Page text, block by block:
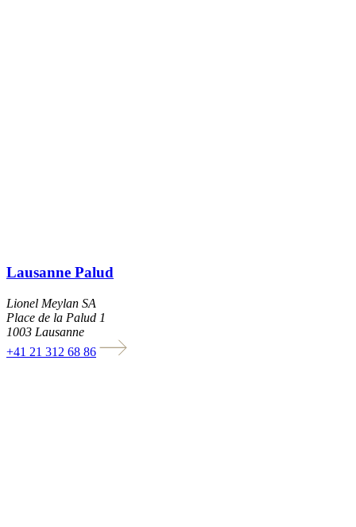
Lausanne Palud
Lionel Meylan SA
Place de la Palud 1
1003 Lausanne
+41 21 312 68 86